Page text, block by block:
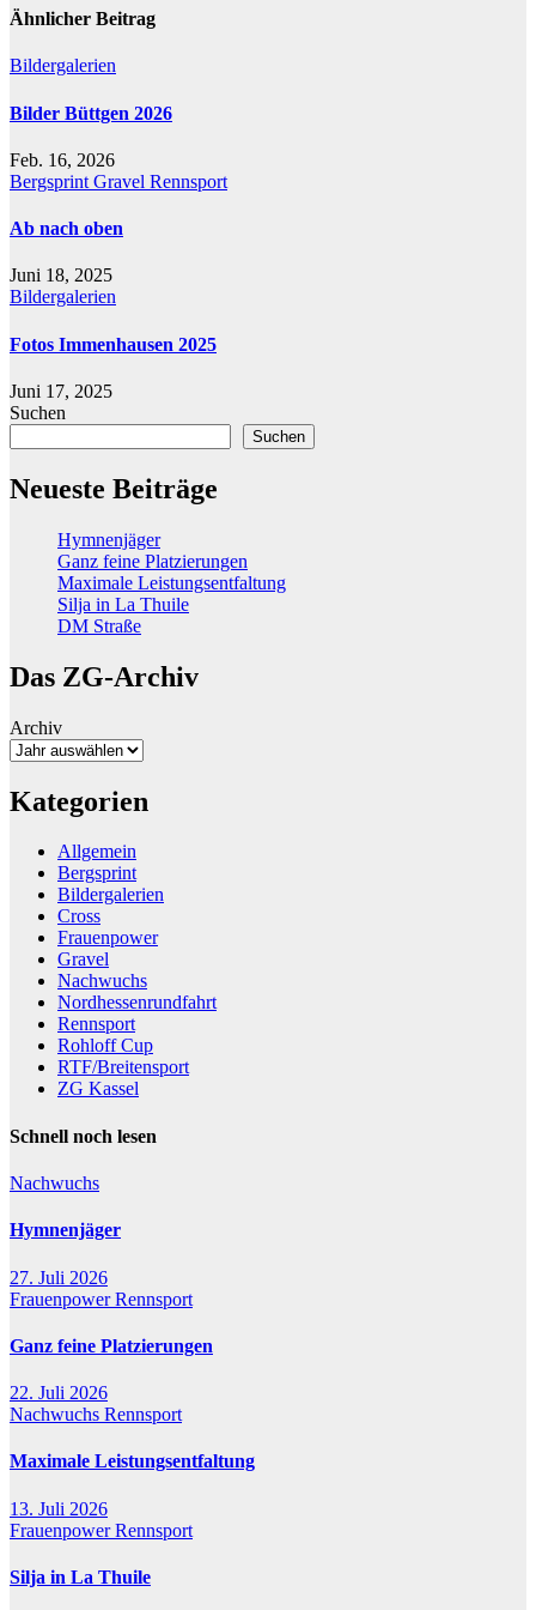
Ähnlicher Beitrag
Bildergalerien
Bilder Büttgen 2026
Feb. 16, 2026
Bergsprint Gravel Rennsport
Ab nach oben
Juni 18, 2025
Bildergalerien
Fotos Immenhausen 2025
Juni 17, 2025
Suchen
Suchen
Neueste Beiträge
Hymnenjäger
Ganz feine Platzierungen
Maximale Leistungsentfaltung
Silja in La Thuile
DM Straße
Das ZG-Archiv
Archiv
Kategorien
Allgemein
Bergsprint
Bildergalerien
Cross
Frauenpower
Gravel
Nachwuchs
Nordhessenrundfahrt
Rennsport
Rohloff Cup
RTF/Breitensport
ZG Kassel
Schnell noch lesen
Nachwuchs
Hymnenjäger
27. Juli 2026
FrauenpowerRennsport
Ganz feine Platzierungen
22. Juli 2026
Nachwuchs Rennsport
Maximale Leistungsentfaltung
13. Juli 2026
FrauenpowerRennsport
Silja in La Thuile